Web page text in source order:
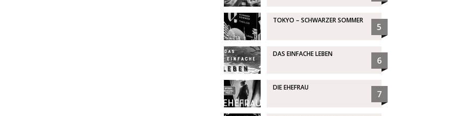
TOKYO – SCHWARZER SOMMER
5
DAS EINFACHE LEBEN
6
DIE EHEFRAU
7